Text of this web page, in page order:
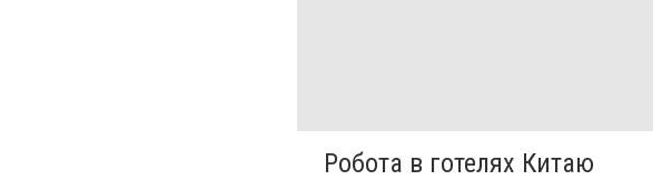
Робота в готелях Китаю